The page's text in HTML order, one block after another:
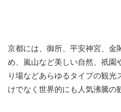
京都には、御所、平安神宮、金
め、嵐山など美しい自然、祇園
り場などあらゆるタイプの観光
けでなく世界的にも人気沸騰の